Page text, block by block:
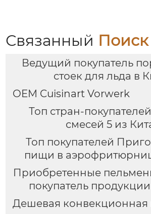
пароварочный
Связанный Поиск
Ведущий покупатель
стоек для льда в
OEM Cuisinart Vorwerk
Топ стран-
смесей 5 из
Топ покупателей
пищи в
Приобретенные
покупатель
Дешевая конвекционная